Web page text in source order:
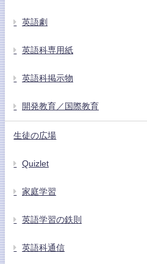
英語劇
英語科専用紙
英語科掲示物
開発教育／国際教育
生徒の広場
Quizlet
家庭学習
英語学習の鉄則
英語科通信